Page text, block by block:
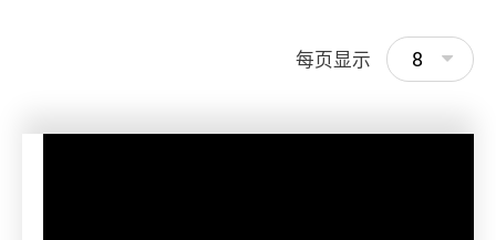
每页显示 8